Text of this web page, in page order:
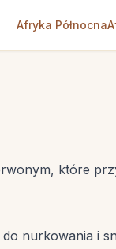
Afryka Północna
które
nurkowania i